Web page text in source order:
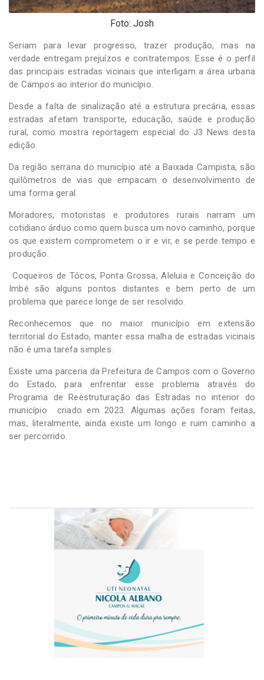
Foto: Josh
Seriam para levar progresso, trazer produção, mas na
verdade entregam prejuízos e contratempos. Esse é o perfil
das principais estradas vicinais que interligam a área urbana
de Campos ao interior do município.
Desde a falta de sinalização até a estrutura precária, essas
estradas afetam transporte, educação, saúde e produção
rural, como mostra reportagem especial do J3 News desta
edição.
Da região serrana do município até a Baixada Campista, são
quilômetros de vias que empacam o desenvolvimento de
uma forma geral.
Moradores, motoristas e produtores rurais narram um
cotidiano árduo como quem busca um novo caminho, porque
os que existem comprometem o ir e vir, e se perde tempo e
produção.
Coqueiros de Tócos, Ponta Grossa, Aleluia e Conceição do
Imbé são alguns pontos distantes e bem perto de um
problema que parece longe de ser resolvido.
Reconhecemos que no maior município em extensão
territorial do Estado, manter essa malha de estradas vicinais
não é uma tarefa simples.
Existe uma parceria da Prefeitura de Campos com o Governo
do Estado, para enfrentar esse problema através do
Programa de Reestruturação das Estradas no interior do
município criado em 2023. Algumas ações foram feitas,
mas, literalmente, ainda existe um longo e ruim caminho a
ser percorrido.